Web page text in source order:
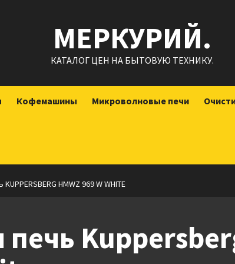
МЕРКУРИЙ.
КАТАЛОГ ЦЕН НА БЫТОВУЮ ТЕХНИКУ.
Кофемашины Микроволновые печи
HMWZ 969 W WHITE